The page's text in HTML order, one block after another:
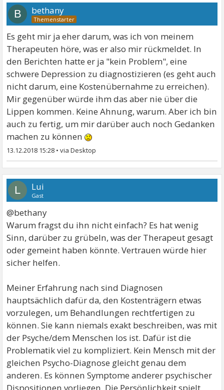
B bethany
Es geht mir ja eher darum, was ich von meinem
Therapeuten höre, was er also mir rückmeldet. In
den Berichten hatte er ja "kein Problem", eine
schwere Depression zu diagnostizieren (es geht auch
nicht darum, eine Kostenübernahme zu erreichen).
Mir gegenüber würde ihm das aber nie über die
Lippen kommen. Keine Ahnung, warum. Aber ich bin
auch zu fertig, um mir darüber auch noch Gedanken
machen zu können
13.12.2018 15:28 •
L Lui
Gast
@bethany
Warum fragst du ihn nicht einfach? Es hat wenig
Sinn, darüber zu grübeln, was der Therapeut gesagt
oder gemeint haben könnte. Vertrauen würde hier
sicher helfen.
Meiner Erfahrung nach sind Diagnosen
hauptsächlich dafür da, den Kostenträgern etwas
vorzulegen, um Behandlungen rechtfertigen zu
können. Sie kann niemals exakt beschreiben, was mit
der Psyche/dem Menschen los ist. Dafür ist die
Problematik viel zu kompliziert. Kein Mensch mit der
gleichen Psycho-Diagnose gleicht genau dem
anderen. Es können Symptome anderer psychischer